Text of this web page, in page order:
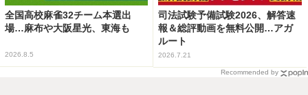
全国高校麻雀32チーム本選出
場…麻布や大阪星光、東海も
2026.8.5
司法試験予備試験2026、解答速
報＆総評動画を無料公開…アガ
ルート
2026.7.21
Recommended by